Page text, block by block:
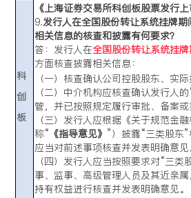
科
创
板
《上海证券交易所科创板股票发行
9.发行人在全国股份转让系统挂牌
相关信息的核查和披露有何要求？
答：发行人在全国股份转让系统挂
方面核查披露相关信息：
（一）核查确认公司控股股东、实
（二）中介机构应核查确认发行人
管，并已按照规定履行审批、备案
（三）发行人应根据《关于规范金
称“ 《指导意见》 ”）披露“三类股东
应当对前述事项核查并发表明确意见
（四）发行人应当按照要求对“三
事、监事、高级管理人员及其近亲
持有权益进行核查并发表明确意见。